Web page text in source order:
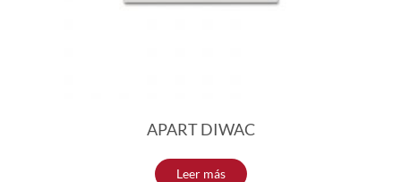
APART DIWAC
Leer más